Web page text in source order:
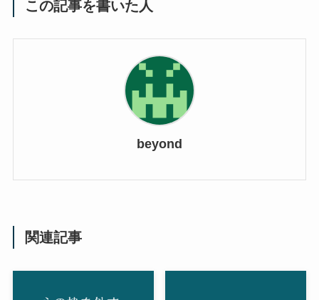
この記事を書いた人
beyond
関連記事